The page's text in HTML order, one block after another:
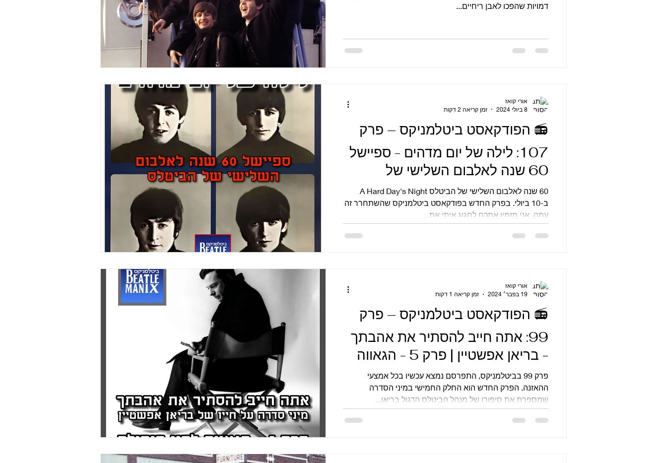
דמויות שהפכו לאבן ריחיים...
📻 הפודקאסט ביטלמניקס – פרק
107: לילה של יום מדהים - ספיישל
60 שנה לאלבום השלישי של
הביטלס
60 שנה לאלבום השלישי של הביטלס A Hard Day's Night
ב-10 ביולי. בפרק החדש בפודקאסט ביטלמניקס שהשתחרר זה
עתה, אני מזמין אתכם לחגוג איתי את...
אורי קואז
8 ביולי 2024
זמן קריאה 2 דקות
📻 הפודקאסט ביטלמניקס – פרק
99: אתה חייב להסתיר את אהבתך
- בריאן אפשטיין | פרק 5 - הגאווה
לפני הנפילה
פרק 99 בביטלמניקס, התפרסם נמצא עכשיו בכל אמצעי
ההאזנה. הפרק החדש הוא החלק החמישי במיני הסדרה
שמספרת את סיפורו של מנהל הביטלס הדגול בריאן...
אורי קואז
19 בפבר׳ 2024
זמן קריאה 1 דקות